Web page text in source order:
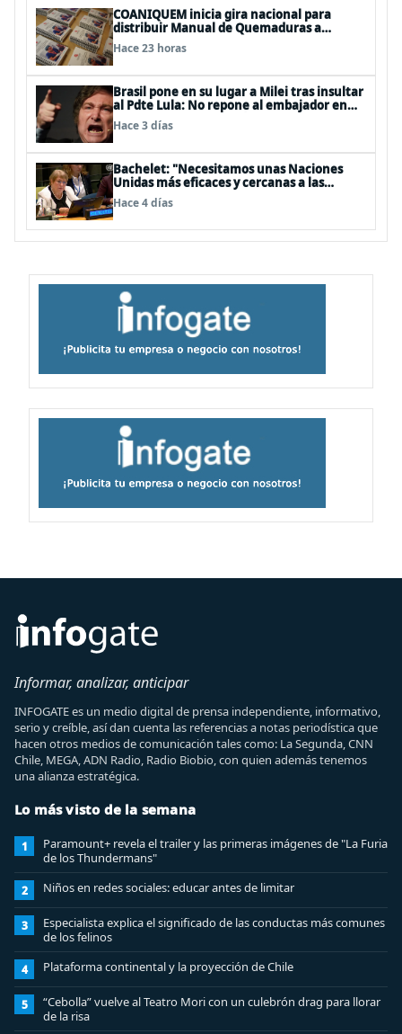
COANIQUEM inicia gira nacional para
distribuir Manual de Quemaduras a
profesionales de la salud
Hace 23 horas
Brasil pone en su lugar a Milei tras insultar
al Pdte Lula: No repone al embajador en
BBSS y rebaja la relación bilateral
Hace 3 días
Bachelet: "Necesitamos unas Naciones
Unidas más eficaces y cercanas a las
personas"
Hace 4 días
Informar, analizar, anticipar
INFOGATE es un medio digital de prensa independiente, informativo,
serio y creíble, así dan cuenta las referencias a notas periodística que
hacen otros medios de comunicación tales como: La Segunda, CNN
Chile, MEGA, ADN Radio, Radio Biobio, con quien además tenemos
una alianza estratégica.
Lo más visto de la semana
1
Paramount+ revela el trailer y las primeras imágenes de "La Furia
de los Thundermans"
2 Niños en redes sociales: educar antes de limitar
3
Especialista explica el significado de las conductas más comunes
de los felinos
4 Plataforma continental y la proyección de Chile
5
“Cebolla” vuelve al Teatro Mori con un culebrón drag para llorar
de la risa